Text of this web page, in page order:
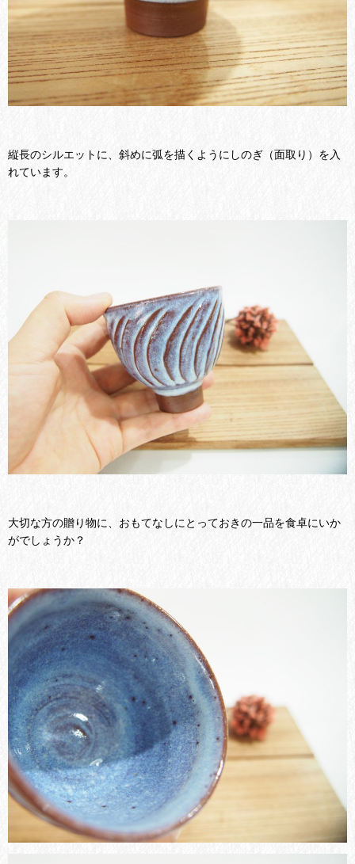
縦長のシルエットに、斜めに弧を描くようにしのぎ（面取り）を入
れています。
大切な方の贈り物に、おもてなしにとっておきの一品を食卓にいか
がでしょうか？